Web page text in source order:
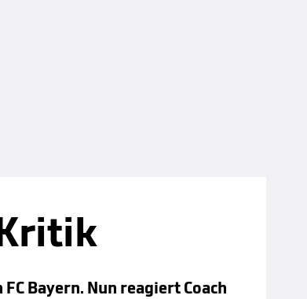
Bayern. Nun reagiert Coach